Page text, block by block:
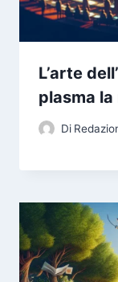
L’arte
plasma
Di